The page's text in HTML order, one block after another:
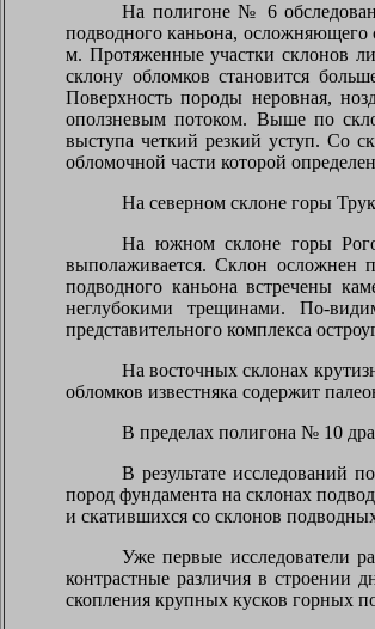
На полигоне № 6
подводного каньона, осложняющего
м. Протяженные участки склонов
склону обломков становится
Поверхность породы неровная,
оползневым потоком. Выше по
выступа четкий резкий уступ. Со
обломочной части которой
На северном склоне горы
На южном склоне горы
выполаживается. Склон осложнен
подводного каньона встречены
неглубокими трещинами. По-
представительного комплекса
На восточных склонах
обломков известняка содержит
В пределах полигона № 10
В результате исследований
пород фундамента на склонах
и скатившихся со склонов
Уже первые исследователи
контрастные различия в строении
скопления крупных кусков горных